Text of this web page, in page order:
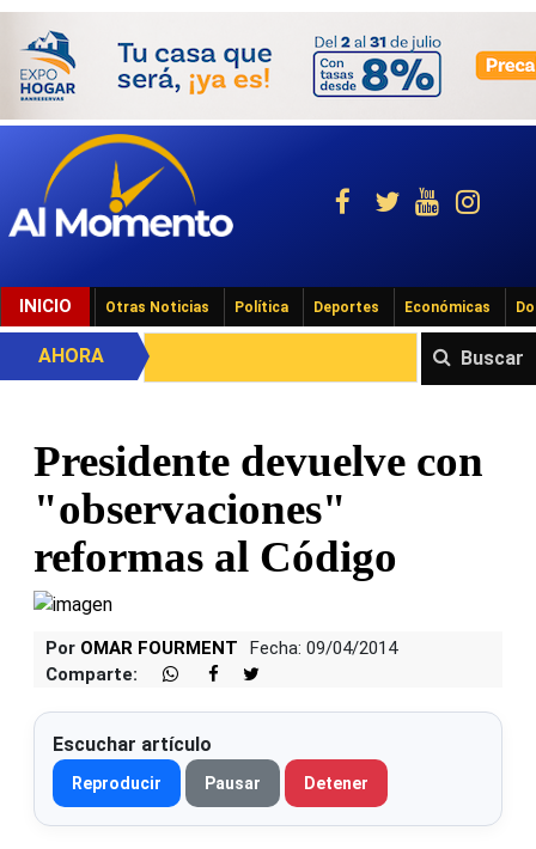
INICIO Otras Noticias Política Deportes Económicas
Buscar
AHORA
Presidente devuelve con
"observaciones"
reformas al Código
Por OMAR FOURMENT
Fecha: 09/04/2014
Comparte:
Escuchar artículo
Reproducir Pausar Detener